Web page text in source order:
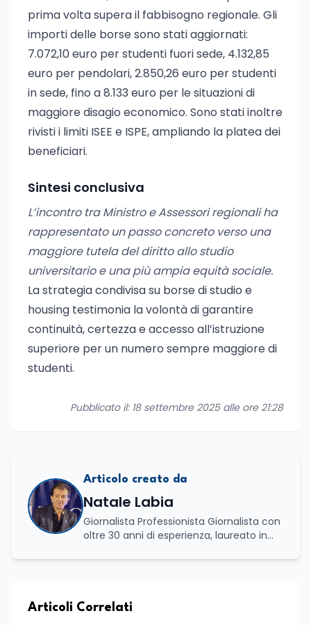
prima volta supera il fabbisogno regionale. Gli
importi delle borse sono stati aggiornati:
7.072,10 euro per studenti fuori sede, 4.132,85
euro per pendolari, 2.850,26 euro per studenti
in sede, fino a 8.133 euro per le situazioni di
maggiore disagio economico. Sono stati inoltre
rivisti i limiti ISEE e ISPE, ampliando la platea dei
beneficiari.
Sintesi conclusiva
L’incontro tra Ministro e Assessori regionali ha
rappresentato un passo concreto verso una
maggiore tutela del diritto allo studio
universitario e una più ampia equità sociale.
La strategia condivisa su borse di studio e
housing testimonia la volontà di garantire
continuità, certezza e accesso all’istruzione
superiore per un numero sempre maggiore di
studenti.
Pubblicato il: 18 settembre 2025 alle ore 21:28
Articolo creato da
Natale Labia
Giornalista Professionista Giornalista con
oltre 30 anni di esperienza, laureato in
all’Università La Sapienza di Roma,
occupo di politica e di economia. Per
Articoli Correlati